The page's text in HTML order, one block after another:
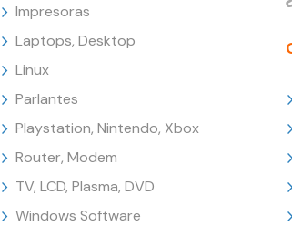
Impresoras
Laptops, Desktop
Linux
Parlantes
Playstation, Nintendo, Xbox
Router, Modem
TV, LCD, Plasma, DVD
Windows Software